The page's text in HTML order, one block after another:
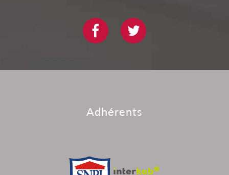
adhérents